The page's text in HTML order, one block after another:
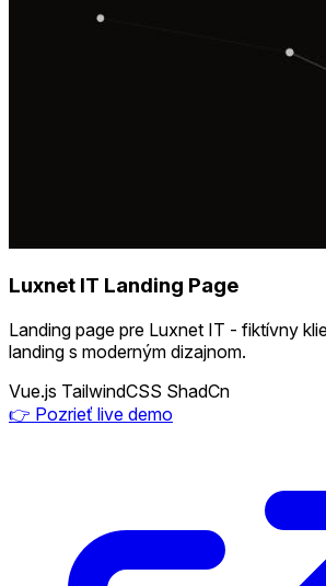
Luxnet IT Landing Page
Landing page pre Luxnet IT - fiktívny
landing s moderným dizajnom.
Vue.js TailwindCSS ShadCn
👉 Pozrieť live demo